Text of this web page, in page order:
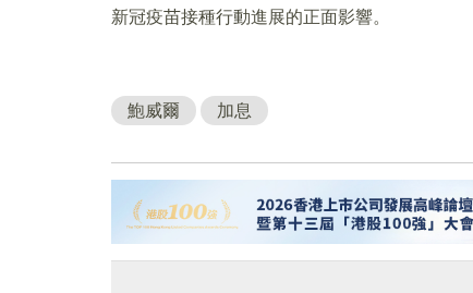
新冠疫苗接種行動進展的正面影響。
鮑威爾 加息